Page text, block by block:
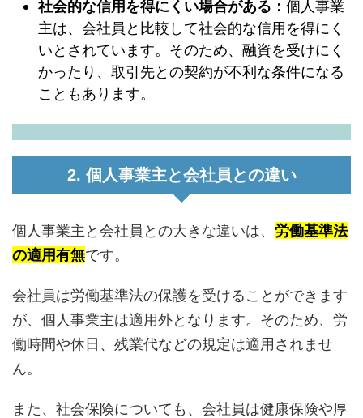
社会的な信用を得にくい場合がある： 個人事業
主は、会社員と比較して社会的な信用を得にく
いとされています。そのため、融資を受けにく
かったり、取引先との契約が不利な条件になる
こともあります。
2. 個人事業主と会社員との違い
個人事業主と会社員との大きな違いは、 労働基準法
の適用有無です。
会社員は労働基準法の保護を受けることができます
が、個人事業主は適用外となります。そのため、労
働時間や休日、残業代などの規定は適用されませ
ん。
また、社会保険についても、会社員は健康保険や厚